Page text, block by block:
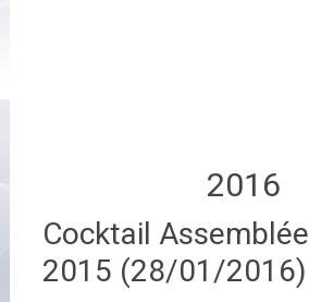
2016
Cocktail
2015 (28/01/2016)